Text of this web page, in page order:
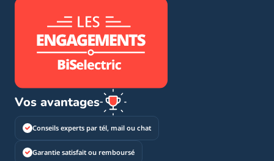
Vos avantages
Conseils experts par tél, mail ou chat
Garantie satisfait ou remboursé